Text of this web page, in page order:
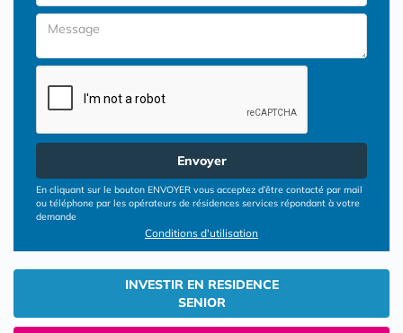
Envoyer
En cliquant sur le bouton ENVOYER vous acceptez d’être contacté par mail
ou téléphone par les opérateurs de résidences services répondant à votre
demande
Conditions d'utilisation
INVESTIR EN RESIDENCE
SENIOR